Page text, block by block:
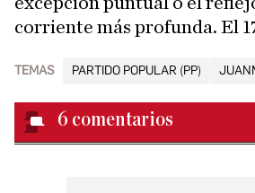
corriente más profunda. El
TEMAS PARTIDO POPULAR (PP)
6 comentarios